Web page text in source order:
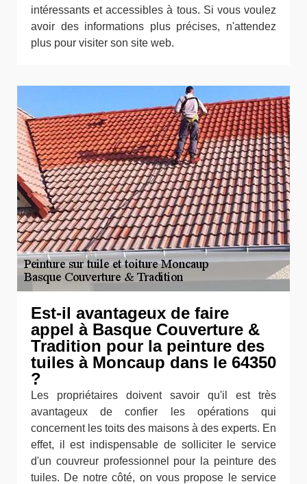
intéressants et accessibles à tous. Si vous voulez
avoir des informations plus précises, n'attendez
plus pour visiter son site web.
Est-il avantageux de faire
appel à Basque Couverture &
Tradition pour la peinture des
tuiles à Moncaup dans le 64350
?
Les propriétaires doivent savoir qu'il est très
avantageux de confier les opérations qui
concernent les toits des maisons à des experts. En
effet, il est indispensable de solliciter le service
d'un couvreur professionnel pour la peinture des
tuiles. De notre côté, on vous propose le service